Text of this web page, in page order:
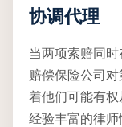
协调代理
当两项索赔同
赔偿保险公司
着他们可能有权
经验丰富的律